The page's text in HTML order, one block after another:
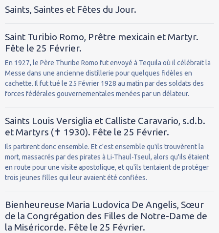
Saints, Saintes et Fêtes du Jour.
Saint Turibio Romo, Prêtre mexicain et Martyr.
Fête le 25 Février.
En 1927, le Père Thuribe Romo fut envoyé à Tequila où il célébrait la
Messe dans une ancienne distillerie pour quelques fidèles en
cachette. Il fut tué le 25 Février 1928 au matin par des soldats des
forces fédérales gouvernementales menées par un délateur.
Saints Louis Versiglia et Calliste Caravario, s.d.b.
et Martyrs (✝ 1930). Fête le 25 Février.
Ils partirent donc ensemble. Et c'est ensemble qu'ils trouvèrent la
mort, massacrés par des pirates à Li-Thaul-Tseul, alors qu'ils étaient
en route pour une visite apostolique, et qu'ils tentaient de protéger
trois jeunes filles qui leur avaient été confiées.
Bienheureuse Maria Ludovica De Angelis, Sœur
de la Congrégation des Filles de Notre-Dame de
la Miséricorde. Fête le 25 Février.